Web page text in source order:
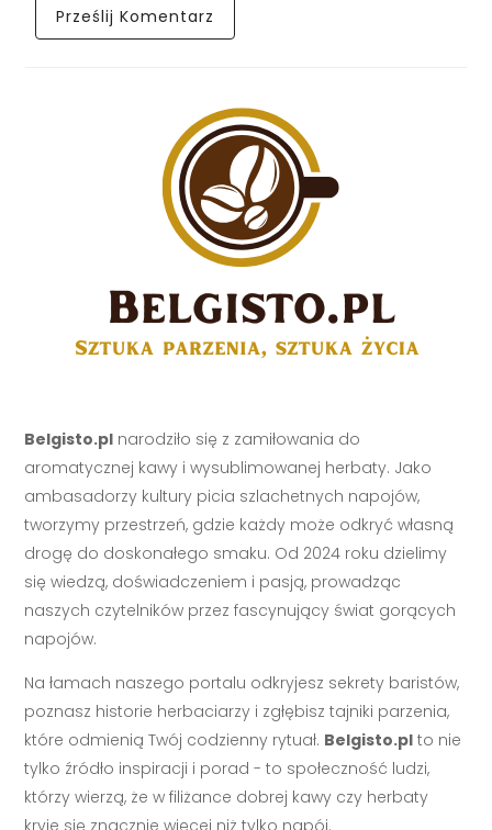
Belgisto.pl narodziło się z zamiłowania do
aromatycznej kawy i wysublimowanej herbaty. Jako
ambasadorzy kultury picia szlachetnych napojów,
tworzymy przestrzeń, gdzie każdy może odkryć własną
drogę do doskonałego smaku. Od 2024 roku dzielimy
się wiedzą, doświadczeniem i pasją, prowadząc
naszych czytelników przez fascynujący świat gorących
napojów.
Na łamach naszego portalu odkryjesz sekrety baristów,
poznasz historie herbaciarzy i zgłębisz tajniki parzenia,
które odmienią Twój codzienny rytuał. Belgisto.pl to nie
tylko źródło inspiracji i porad - to społeczność ludzi,
którzy wierzą, że w filiżance dobrej kawy czy herbaty
kryje się znacznie więcej niż tylko napój.